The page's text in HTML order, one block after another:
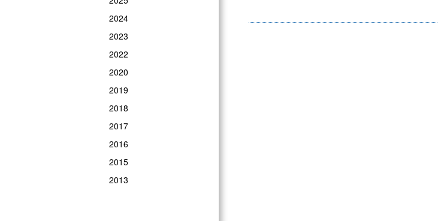
2024
2023
2022
2020
2019
2018
2017
2016
2015
2013